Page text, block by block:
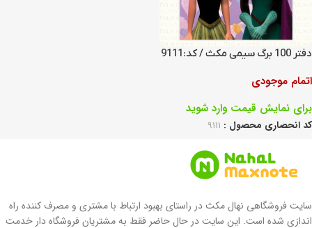
دفتر 100 برگ سیمی مکث / کد:9111
اتمام موجودی
برای نمایش قیمت وارد شوید
کد انحصاری محصول : 9111
سایت فروشگاهی نهال مکث در راستای بهبود ارتباط با مشتری و مصرف کننده راه
اندازی شده است. این سایت در حال حاضر فقط به مشتریان فروشگاه دار خدمت